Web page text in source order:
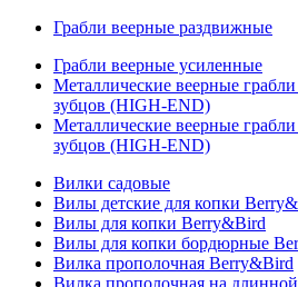
Грабли веерные раздвижные
Грабли веерные усиленные
Металлические веерные
зубцов (HIGH-END)
Металлические веерные
зубцов (HIGH-END)
Вилки садовые
Вилы детские для копки
Вилы для копки Berry&Bird
Вилы для копки бордюрные
Вилка прополочная Berry&Bird
Вилка прополочная на